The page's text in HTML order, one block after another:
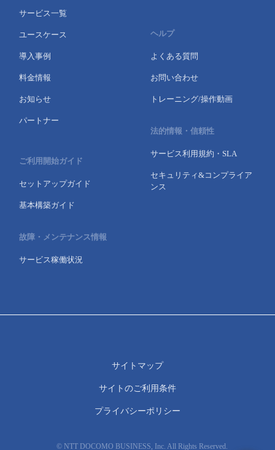
サービス一覧
ユースケース
導入事例
料金情報
お知らせ
パートナー
ご利用開始ガイド
セットアップガイド
基本構築ガイド
故障・メンテナンス情報
サービス稼働状況
ヘルプ
よくある質問
お問い合わせ
トレーニング/操作動画
法的情報・信頼性
サービス利用規約・SLA
セキュリティ&コンプライア
ンス
© NTT DOCOMO BUSINESS, Inc. All Rights Reserved.
サイトマップ
サイトのご利用条件
プライバシーポリシー